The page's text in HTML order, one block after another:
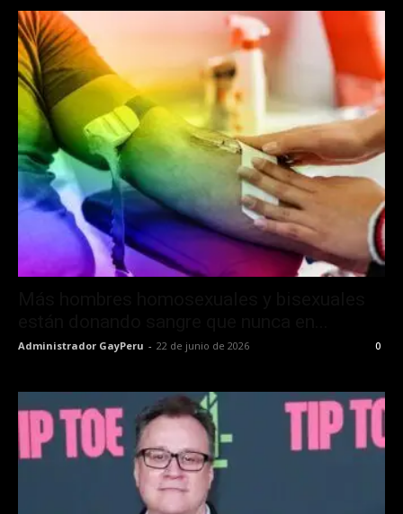
Administrador GayPeru - 22 de junio de 2026 0